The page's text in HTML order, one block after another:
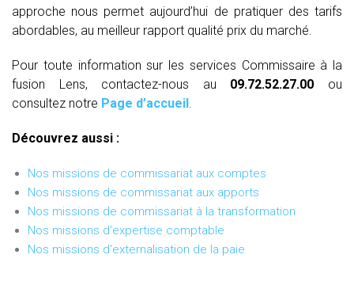
approche nous permet aujourd’hui de pratiquer des tarifs
abordables, au meilleur rapport qualité prix du marché.
Pour toute information sur les services Commissaire à la
fusion Lens, contactez-nous au 09.72.52.27.00 ou
consultez notre Page d’accueil
Découvrez aussi :
Nos missions de commissariat aux comptes
Nos missions de commissariat aux apports
Nos missions de commissariat à la transformation
Nos missions d'expertise comptable
Nos missions d'externalisation de la paie